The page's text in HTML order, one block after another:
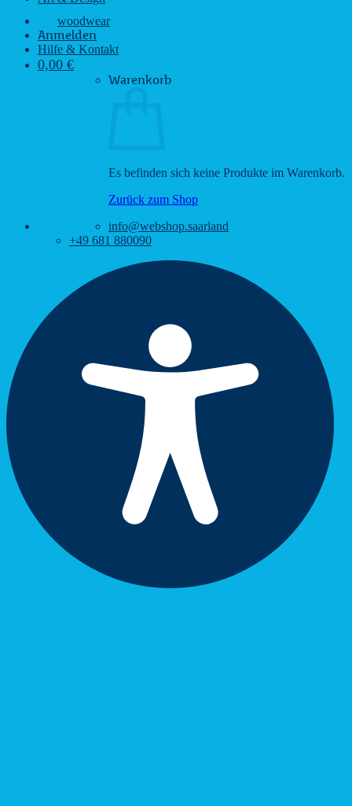
woodwear
Anmelden
Hilfe & Kontakt
0,00 €
Warenkorb
Es befinden sich keine Produkte im Warenkorb.
Zurück zum Shop
info@webshop.saarland
+49 681 880090